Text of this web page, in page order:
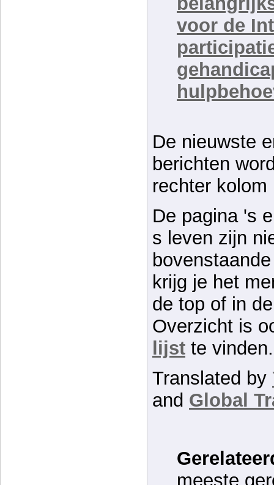
voor de
De nieuwste
berichten
rechter kolom
De pagina 's
s leven zijn
krijg je het
de top of in
Overzicht is
lijst te vinden.
Translated by
and Global
meeste